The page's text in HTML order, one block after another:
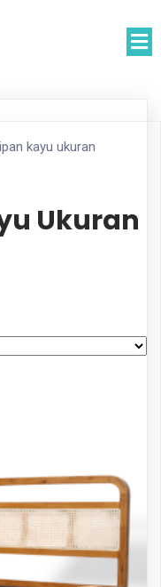
kayu ukuran
Ukuran